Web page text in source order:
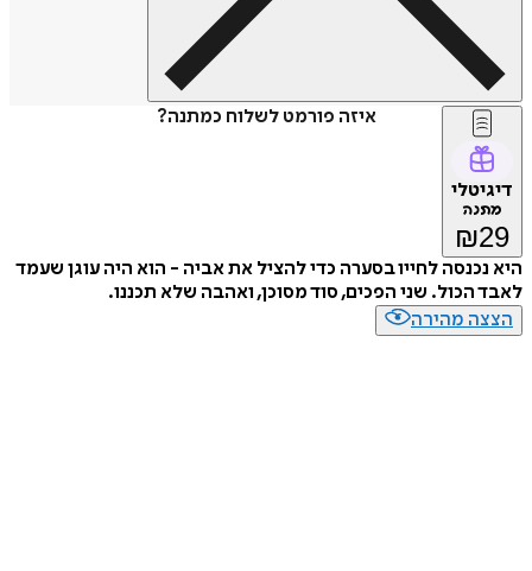
איזה פורמט לשלוח כמתנה?
₪
לחייו בסערה כדי להציל את אביה - הוא היה עוגן שעמד
הכול. שני הפכים, סוד מסוכן, ואהבה שלא תכננו.
מהירה